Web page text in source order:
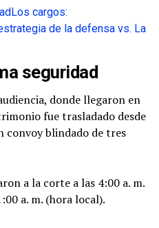
Los cargos:
de la defensa vs. La
seguridad
donde llegaron en
fue trasladado desde
convoy blindado de tres
a la corte a las 4:00 a. m.
a. m. (hora local).